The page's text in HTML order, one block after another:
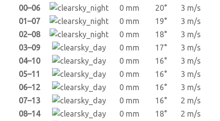
00–06
0 mm 20°
3 m/s
01–07
0 mm 19°
3 m/s
02–08
0 mm 18°
3 m/s
03–09
0 mm 17°
3 m/s
04–10
0 mm 16°
3 m/s
05–11
0 mm 16°
3 m/s
06–12
0 mm 16°
3 m/s
07–13
0 mm 16°
2 m/s
08–14
0 mm 18°
2 m/s